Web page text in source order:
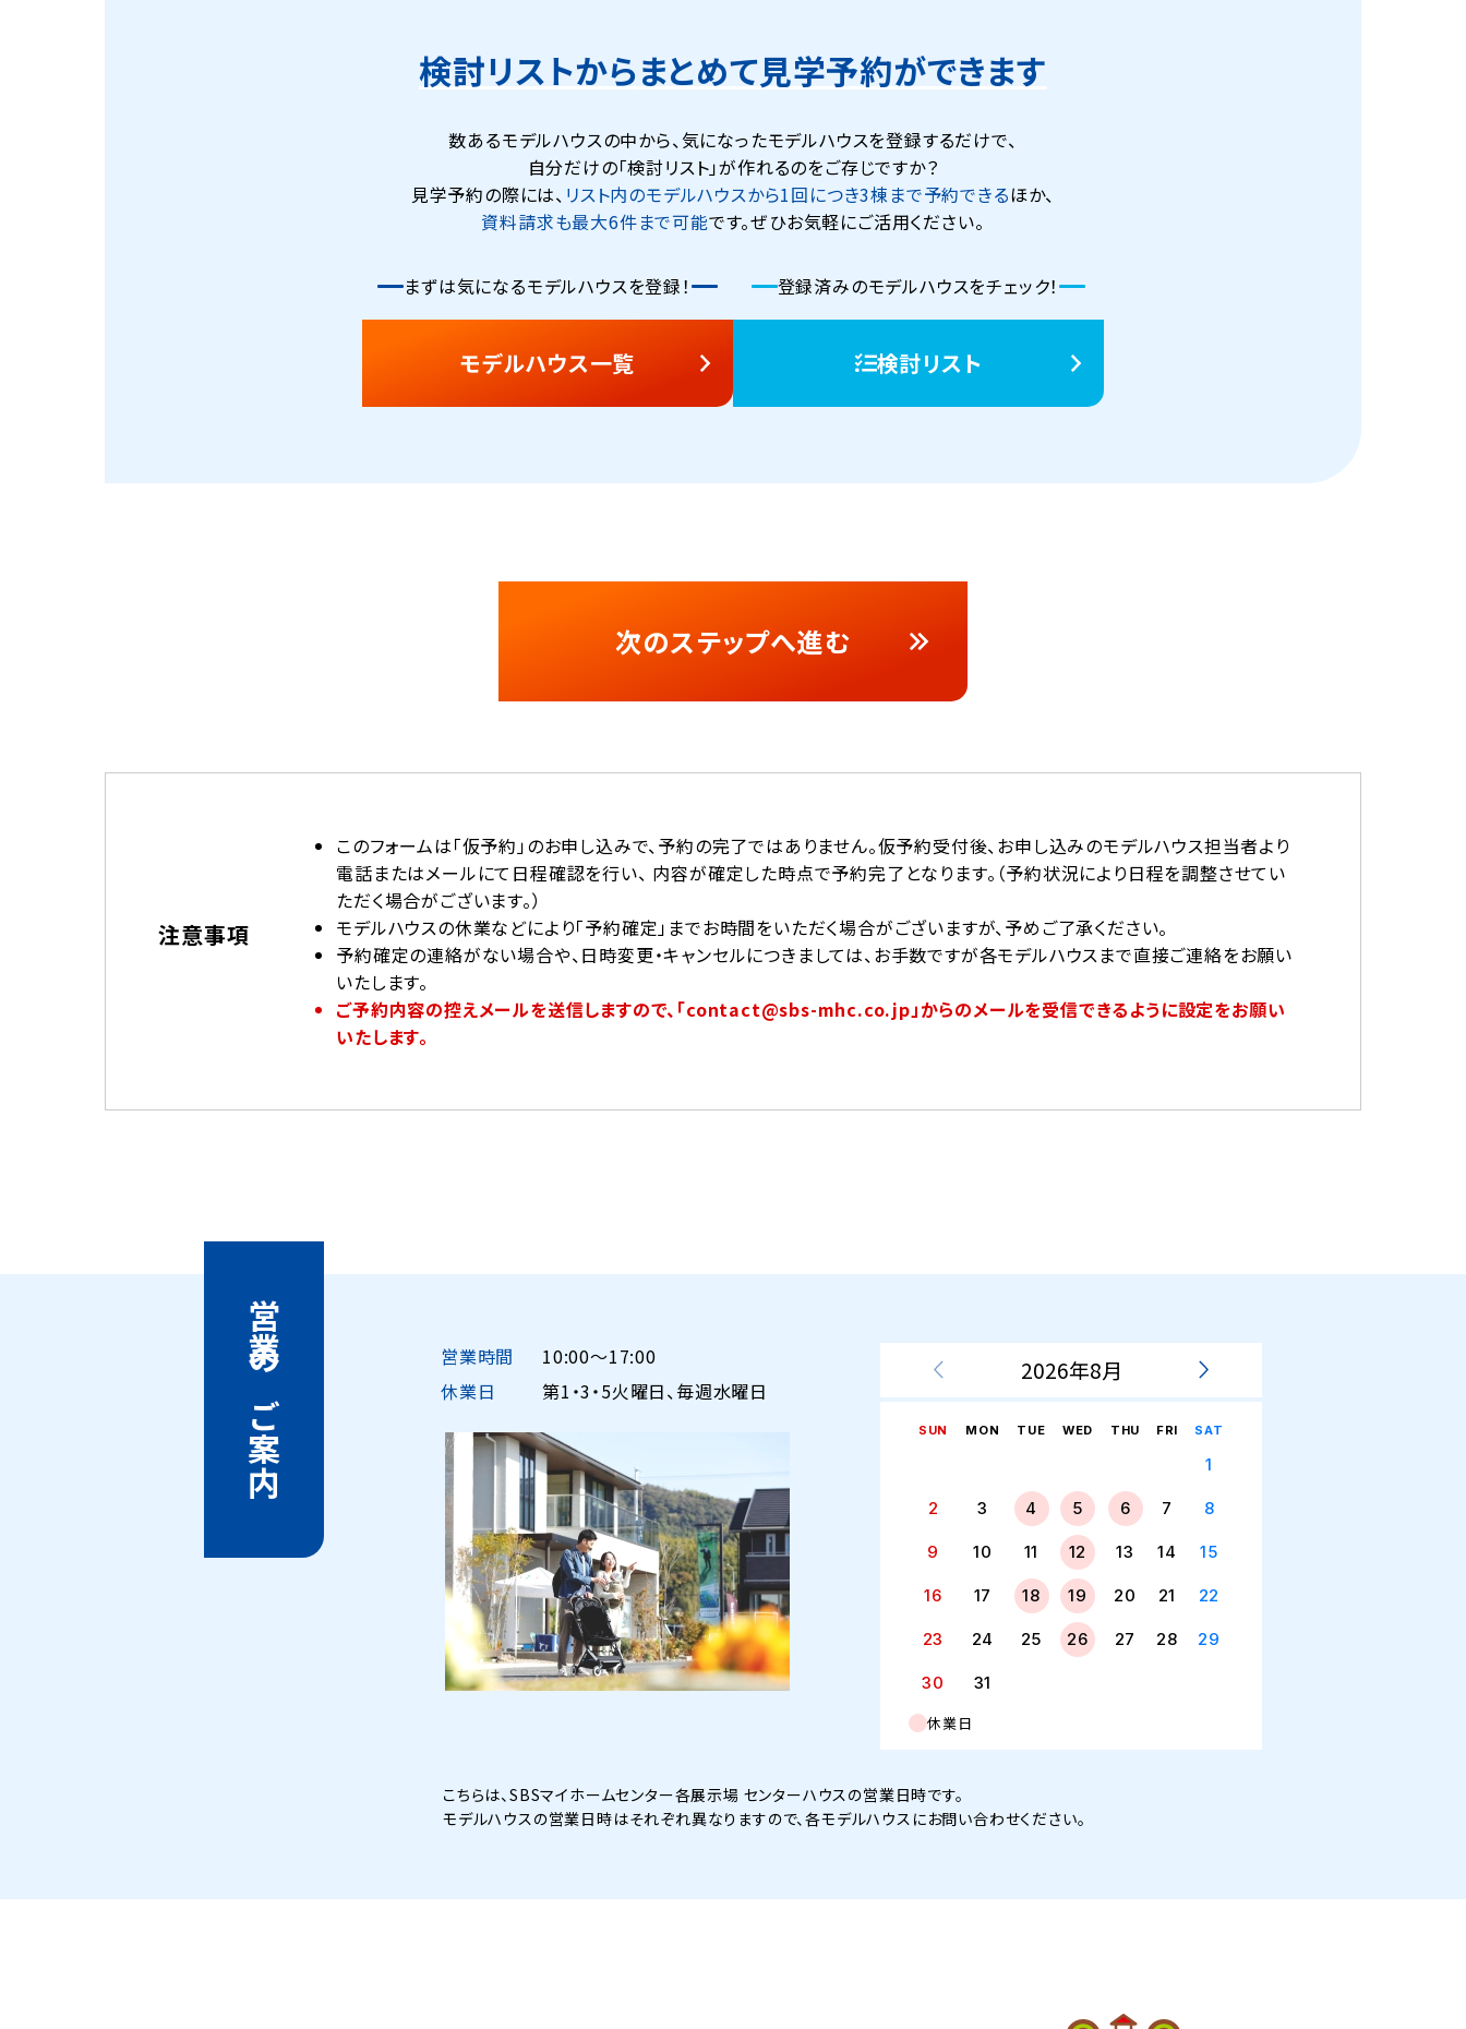
検討リストからまとめて見学予約ができます
数あるモデルハウスの中から、気になったモデルハウスを登録するだけで、
自分だけの「検討リスト」が作れるのをご存じですか？
見学予約の際には、 リスト内のモデルハウスから1回につき3棟まで予約できるほか、
資料請求も最大6件まで可能です。ぜひお気軽にご活用ください。
まずは気になるモデルハウスを登録！
モデルハウス一覧
登録済みのモデルハウスをチェック！
検討リスト
次のステップへ進む
注意事項
このフォームは「仮予約」のお申し込みで、予約の完了ではありません。仮予約受付後、お申し込みのモデルハウス担当者より
電話またはメールにて日程確認を行い、 内容が確定した時点で予約完了となります。（予約状況により日程を調整させてい
ただく場合がございます。）
モデルハウスの休業などにより「予約確定」までお時間をいただく場合がございますが、予めご了承ください。
予約確定の連絡がない場合や、日時変更・キャンセルにつきましては、お手数ですが各モデルハウスまで直接ご連絡をお願い
いたします。
ご予約内容の控えメールを送信しますので、「contact@sbs-mhc.co.jp」からのメールを受信できるように設定をお願い
いたします。
営業のご案内 営業時間
10:00〜17:00
休業日
第1・3・5火曜日、毎週水曜日
2026年8月
SUN MON TUE WED THU FRI SAT
1
2 3 4 5 6 7 8
9 10 11 12 13 14 15
16 17 18 19 20 21 22
23 24 25 26 27 28 29
30
31
休業日
こちらは、SBSマイホームセンター各展示場 センターハウスの営業日時です。
モデルハウスの営業日時はそれぞれ異なりますので、各モデルハウスにお問い合わせください。